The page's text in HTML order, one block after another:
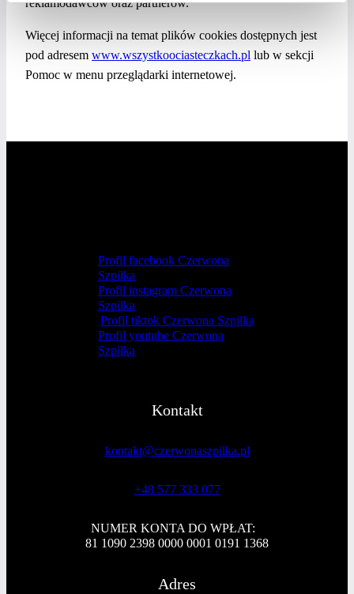
reklamodawców oraz partnerów.
Więcej informacji na temat plików cookies dostępnych jest
pod adresem www.wszystkoociasteczkach.pl lub w sekcji
Pomoc w menu przeglądarki internetowej.
Profil facebook Czerwona
Szpilka
Profil instagram Czerwona
Szpilka
Profil tiktok Czerwona Szpilka
Profil youtube Czerwona
Szpilka
Kontakt
kontakt@czerwonaszpilka.pl
+48 577 333 077
NUMER KONTA DO WPŁAT:
81 1090 2398 0000 0001 0191 1368
Adres